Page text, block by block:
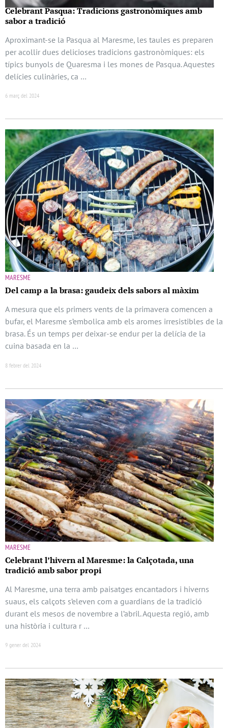
Celebrant Pasqua: Tradicions gastronòmiques amb
sabor a tradició
Aproximant-se la Pasqua al Maresme, les taules es preparen
per acollir dues delicioses tradicions gastronòmiques: els
típics bunyols de Quaresma i les mones de Pasqua. Aquestes
delícies culinàries, ca …
6 març del 2024
MARESME
Del camp a la brasa: gaudeix dels sabors al màxim
A mesura que els primers vents de la primavera comencen a
bufar, el Maresme s’embolica amb els aromes irresistibles de la
brasa. És un temps per deixar-se endur per la delícia de la
cuina basada en la …
8 febrer del 2024
MARESME
Celebrant l’hivern al Maresme: la Calçotada, una
tradició amb sabor propi
Al Maresme, una terra amb paisatges encantadors i hiverns
suaus, els calçots s’eleven com a guardians de la tradició
durant els mesos de novembre a l’abril. Aquesta regió, amb
una història i cultura r …
9 gener del 2024